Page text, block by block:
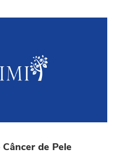
de Pele